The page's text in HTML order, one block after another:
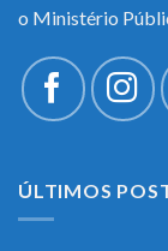
o Ministério
ÚLTIMOS